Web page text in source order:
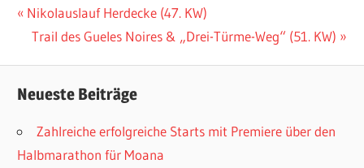
Beitragsnavigation
Vorheriger
Beitrag:
Nikolauslauf Herdecke (47. KW)
Nächster
Trail des Gueles Noires & „Drei-Türme-Weg“ (51. KW)
Neueste Beiträge
Zahlreiche erfolgreiche Starts mit Premiere über den
Halbmarathon für Moana